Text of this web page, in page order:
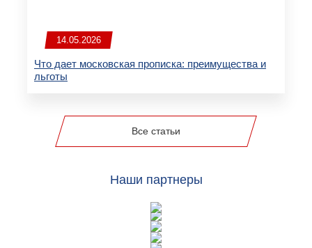
14.05.2026
Что дает московская прописка: преимущества и
льготы
Все статьи
Наши партнеры